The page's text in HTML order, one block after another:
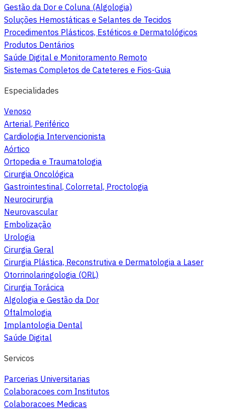
Gestão da Dor e Coluna (Algologia)
Soluções Hemostáticas e Selantes de Tecidos
Procedimentos Plásticos, Estéticos e Dermatológicos
Produtos Dentários
Saúde Digital e Monitoramento Remoto
Sistemas Completos de Cateteres e Fios-Guia
Especialidades
Venoso
Arterial, Periférico
Cardiologia Intervencionista
Aórtico
Ortopedia e Traumatologia
Cirurgia Oncológica
Gastrointestinal, Colorretal, Proctologia
Neurocirurgia
Neurovascular
Embolização
Urologia
Cirurgia Geral
Cirurgia Plástica, Reconstrutiva e Dermatologia a Laser
Otorrinolaringologia (ORL)
Cirurgia Torácica
Algologia e Gestão da Dor
Oftalmologia
Implantologia Dental
Saúde Digital
Servicos
Parcerias Universitarias
Colaboracoes com Institutos
Colaboracoes Medicas